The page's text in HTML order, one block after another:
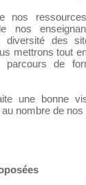
nos
nos
diversité des
mettrons tout
de
une bonne
nombre de nos